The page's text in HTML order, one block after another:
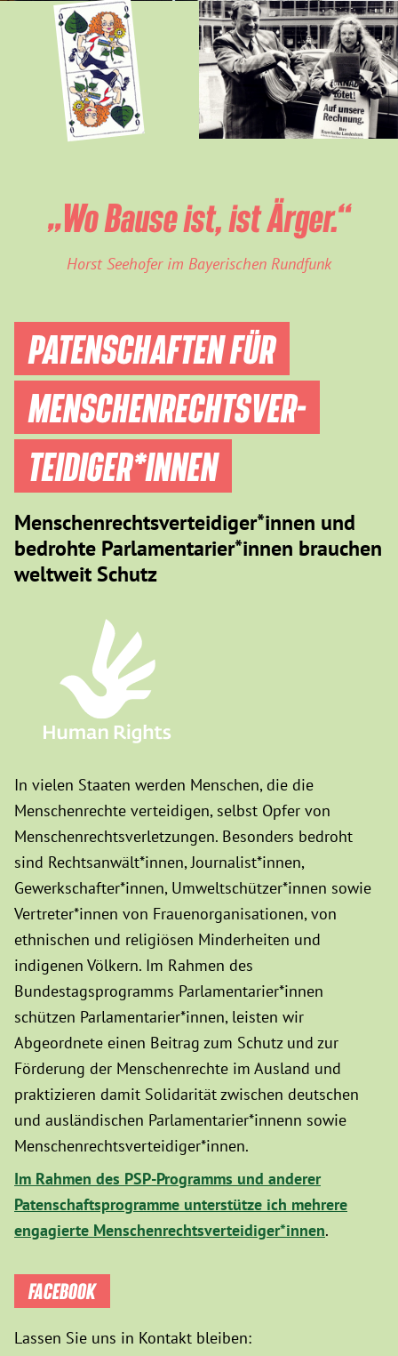
„Wo Bause ist, ist Ärger.“
Horst Seehofer im Bayerischen Rundfunk
PATENSCHAFTEN FÜR
MENSCHEN­RECHTS­VER­
TEIDIGER­*INNEN
Menschenrechtsverteidiger*innen und
bedrohte Parlamentarier*innen brauchen
weltweit Schutz
In vielen Staaten werden Menschen, die die
Menschenrechte verteidigen, selbst Opfer von
Menschenrechtsverletzungen. Besonders bedroht
sind Rechtsanwält*innen, Journalist*innen,
Gewerkschafter*innen, Umweltschützer*innen sowie
Vertreter*innen von Frauenorganisationen, von
ethnischen und religiösen Minderheiten und
indigenen Völkern. Im Rahmen des
Bundestagsprogramms Parlamentarier*innen
schützen Parlamentarier*innen, leisten wir
Abgeordnete einen Beitrag zum Schutz und zur
Förderung der Menschenrechte im Ausland und
praktizieren damit Solidarität zwischen deutschen
und ausländischen Parlamentarier*innenn sowie
Menschenrechtsverteidiger*innen.
Im Rahmen des PSP-Programms und anderer
Patenschaftsprogramme unterstütze ich mehrere
engagierte Menschenrechtsverteidiger*innen.
FACEBOOK
Lassen Sie uns in Kontakt bleiben: